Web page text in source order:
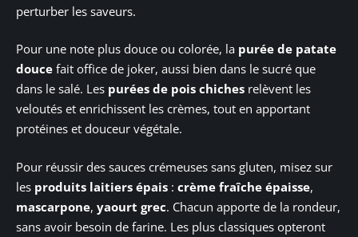
perturber les saveurs.
Pour une note plus douce ou colorée, la purée de patate
douce fait office de joker, aussi bien dans le sucré que
dans le salé. Les purées de pois chiches relèvent les
veloutés et enrichissent les crèmes, tout en apportant
protéines et douceur végétale.
Pour réussir des sauces crémeuses sans gluten, misez sur
les produits laitiers épais : crème fraîche épaisse,
mascarpone, yaourt grec. Chacun apporte de la rondeur,
sans avoir besoin de farine. Les plus classiques opteront